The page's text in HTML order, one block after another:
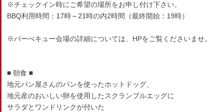
※チェックイン時にご希望の場所をお申し付け下さい。
BBQ利用時間：17時～21時の内2時間（最終開始：19時）
※バーべキュー会場の詳細については、HPをご覧くださいませ。
■ 朝食 ■
地元パン屋さんのパンを使ったホットドッグ、
地元産のおいしい卵を使用したスクランブルエッグに
サラダとワンドリンクが付いた